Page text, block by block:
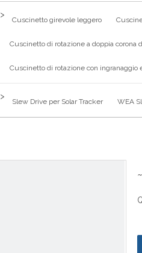
>
Cuscinetto girevole leggero
Cuscinetto di rotazione a doppia corona
Cuscinetto di rotazione con ingranaggio
>
Slew Drive per Solar Tracker WEA